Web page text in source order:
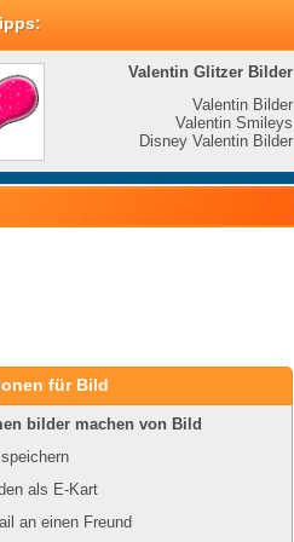
Valentin Glitzer Bilder
Valentin Bilder
Valentin Smileys
Disney Valentin Bilder
für Bild
bilder machen von Bild
als E-Kart
an einen Freund